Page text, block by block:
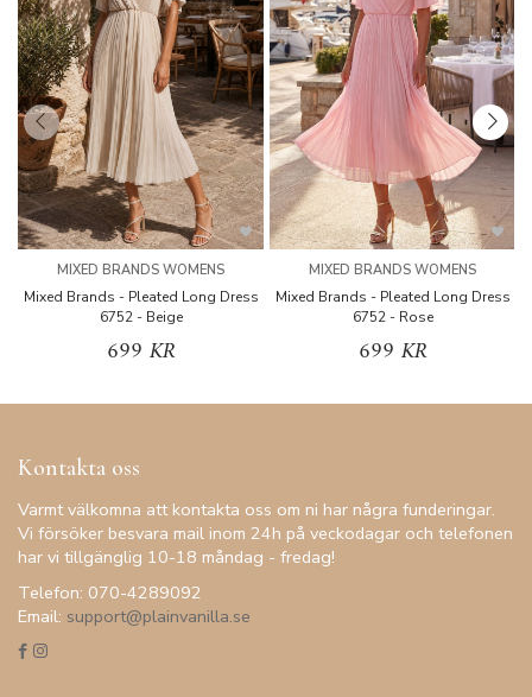
MIXED BRANDS WOMENS
Mixed Brands - Pleated Long Dress
6752 - Beige
699 KR
MIXED BRANDS WOMENS
Mixed Brands - Pleated Long Dress
6752 - Rose
699 KR
Kontakta oss
Varmt välkomna att kontakta oss om ni har några funderingar.
Vi försöker besvara mail inom 24h på veckodagar och telefonen
har vi tillgänglig 10-18 måndag - fredag!
Telefon: 070-4289092
Email: support@plainvanilla.se